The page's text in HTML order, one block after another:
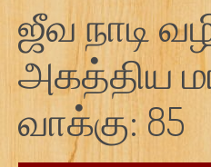
ஜீவ நாடி
அகத்திய
வாக்கு: 85